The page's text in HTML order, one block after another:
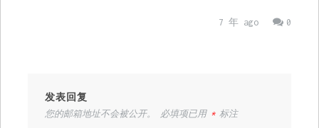
0
7 年 ago
发表回复
您的邮箱地址不会被公开。 必填项已用 *标注